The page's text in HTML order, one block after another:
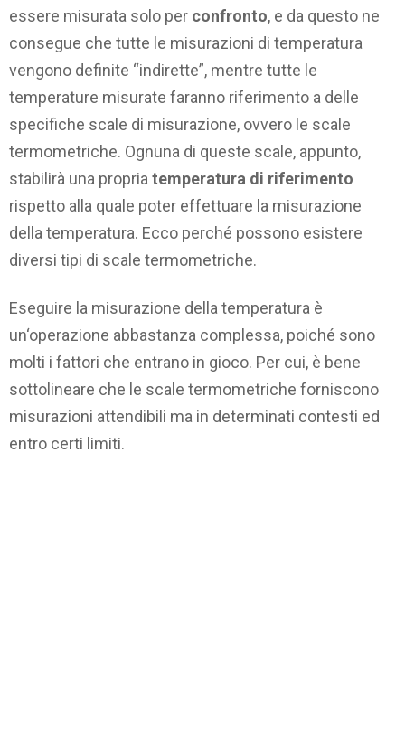
essere misurata solo per confronto, e da questo ne
consegue che tutte le misurazioni di temperatura
vengono definite “indirette”, mentre tutte le
temperature misurate faranno riferimento a delle
specifiche scale di misurazione, ovvero le scale
termometriche. Ognuna di queste scale, appunto,
stabilirà una propriatemperatura di riferimento
rispetto alla quale poter effettuare la misurazione
della temperatura. Ecco perché possono esistere
diversi tipi di scale termometriche.
Eseguire la misurazione della temperatura è
un‘operazione abbastanza complessa, poiché sono
molti i fattori che entrano in gioco. Per cui, è bene
sottolineare che le scale termometriche forniscono
misurazioni attendibili ma in determinati contesti ed
entro certi limiti.